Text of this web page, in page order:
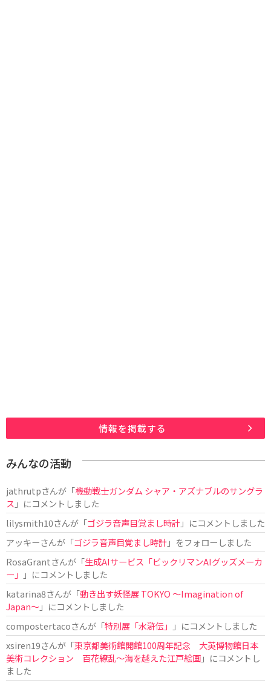
情報を掲載する
みんなの活動
jathrutpさんが「機動戦士ガンダム シャア・アズナブルのサングラ
ス 」にコメントしました
lilysmith10さんが「ゴジラ音声目覚まし時計」にコメントしました
アッキーさんが「ゴジラ音声目覚まし時計」をフォローしました
RosaGrantさんが「生成AIサービス「ビックリマンAIグッズメーカ
ー」
」にコメントしました
katarina8さんが「動き出す妖怪展 TOKYO 〜Imagination of
Japan〜」にコメントしました
compostertacoさんが「特別展「水滸伝」
」にコメントしました
xsiren19さんが「東京都美術館開館100周年記念 大英博物館日本
美術コレクション 百花繚乱～海を越えた江戸絵画」にコメントし
ました